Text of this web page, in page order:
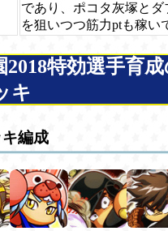
であり、ポコタ灰塚とダ
を狙いつつ筋力ptも稼い
2018特効選手育
キ
編成